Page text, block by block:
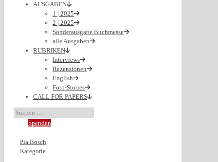
AUSGABEN
1 | 2025
2 | 2025
Sonderausgabe Buchmesse
alle Ausgaben
RUBRIKEN
Interviews
Rezensionen
English
Foto-Stories
CALL FOR PAPERS
Spenden
Pia Bosch
Kategorie